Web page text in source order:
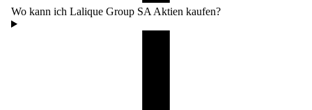
Wo kann ich Lalique Group SA Aktien kaufen?